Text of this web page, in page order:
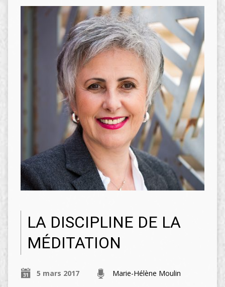
LA DISCIPLINE DE LA
MÉDITATION
5 mars 2017 Marie-Hélène Moulin